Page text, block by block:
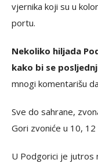
vjernika koji su u
portu.
Nekoliko hiljada
kako bi se
mnogi komentarišu
Sve do sahrane,
Gori zvoniće u 10, 12
U Podgorici je jutros